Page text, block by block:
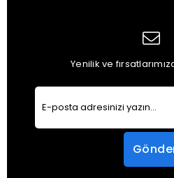
Yenilik ve